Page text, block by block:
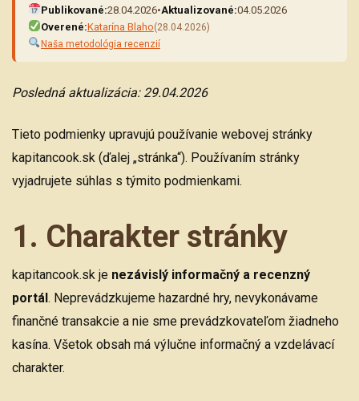
Publikované:28.04.2026•Aktualizované:04.05.2026
Overené:Katarína Blaho(28.04.2026)
Naša metodológia recenzií
Posledná aktualizácia: 29.04.2026
Tieto podmienky upravujú používanie webovej stránky
kapitancook.sk (ďalej „stránka“). Používaním stránky
vyjadrujete súhlas s týmito podmienkami.
1. Charakter stránky
kapitancook.sk je nezávislý informačný a recenzný
portál . Neprevádzkujeme hazardné hry, nevykonávame
finančné transakcie a nie sme prevádzkovateľom žiadneho
kasína. Všetok obsah má výlučne informačný a vzdelávací
charakter.